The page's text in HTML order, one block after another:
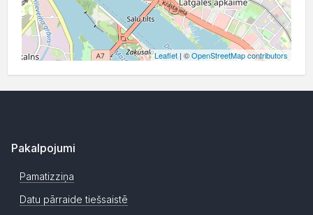
Leaflet| ©OpenStreetMap contributors
Pakalpojumi
Pamatizziņa
Datu pārraide tiešsaistē